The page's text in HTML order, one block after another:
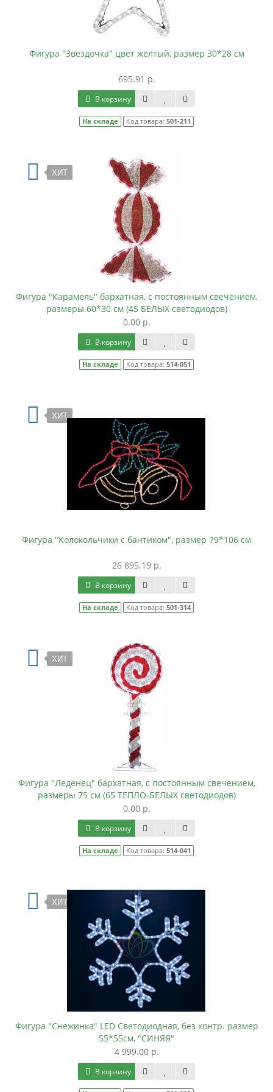
Фигура "Звездочка" цвет желтый, размер 30*28 см
695.91 р.
В корзину
На складе Код товара: 501-211
ХИТ
Фигура "Карамель" бархатная, с постоянным свечением,
размеры 60*30 см (45 БЕЛЫХ светодиодов)
0.00 р.
В корзину
На складе Код товара: 514-051
ХИТ
Фигура "Колокольчики с бантиком", размер 79*106 см
26 895.19 р.
В корзину
На складе Код товара: 501-314
ХИТ
Фигура "Леденец" бархатная, с постоянным свечением,
размеры 75 см (65 ТЕПЛО-БЕЛЫХ светодиодов)
0.00 р.
В корзину
На складе Код товара: 514-041
ХИТ
Фигура "Снежинка" LED Светодиодная, без контр. размер
55*55см, "СИНЯЯ"
4 999.00 р.
В корзину